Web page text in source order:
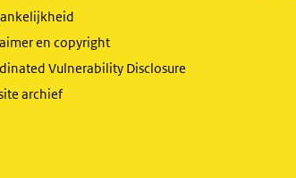
en copyright
Vulnerability Disclosure
archief